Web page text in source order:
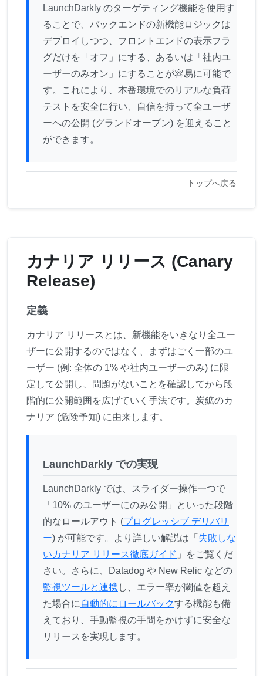
LaunchDarkly のターゲティング機能を使用す
ることで、バックエンドの新機能ロジックは
デプロイしつつ、フロントエンドの表示フラ
グだけを「オフ」にする、あるいは「社内ユ
ーザーのみオン」にすることが容易に可能で
す。これにより、本番環境でのリアルな負荷
テストを安全に行い、自信を持って全ユーザ
ーへの公開 (グランドオープン) を迎えること
ができます。
トップへ戻る
カナリア リリース (Canary
Release)
定義
カナリア リリースとは、新機能をいきなり全ユー
ザーに公開するのではなく、まずはごく一部のユ
ーザー (例: 全体の 1% や社内ユーザーのみ) に限
定して公開し、問題がないことを確認してから段
階的に公開範囲を広げていく手法です。炭鉱のカ
ナリア (危険予知) に由来します。
LaunchDarkly での実現
LaunchDarkly では、スライダー操作一つで
「10% のユーザーにのみ公開」といった段階
的なロールアウト (プログレッシブ デリバリ
ー) が可能です。より詳しい解説は「 失敗しな
いカナリア リリース徹底ガイド 」をご覧くだ
さい。さらに、Datadog や New Relic などの
監視ツールと連携し、エラー率が閾値を超え
た場合に 自動的にロールバックする機能も備
えており、手動監視の手間をかけずに安全な
リリースを実現します。